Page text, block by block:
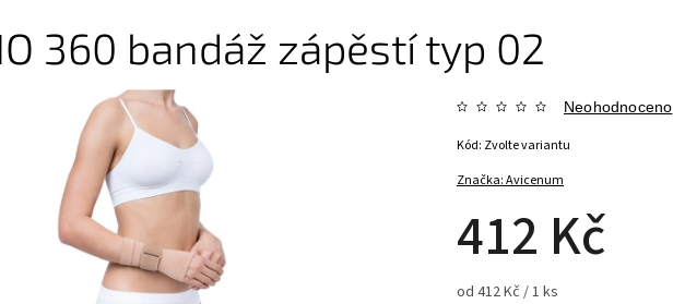
360 bandáž zápěstí typ 02
Značka:Avicenum
Neohodnoceno
412 Kč
od 412 Kč / 1 ks
Kód: Zvolte variantu